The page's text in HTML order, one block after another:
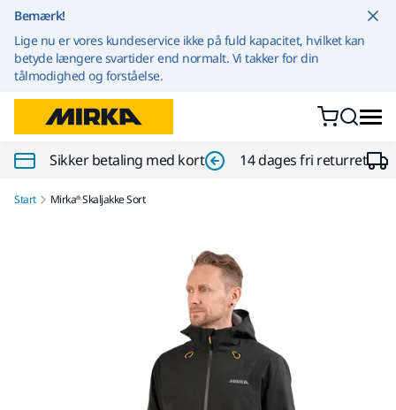
Bemærk!
Lige nu er vores kundeservice ikke på fuld kapacitet, hvilket kan
betyde længere svartider end normalt. Vi takker for din
tålmodighed og forståelse.
Sikker betaling med kort 14 dages fri returret
Start Mirka® Skaljakke Sort